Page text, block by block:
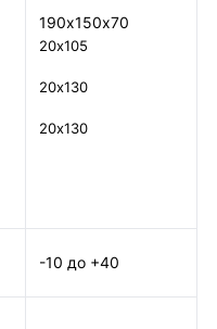
190х150х70
20х105
20х130
20х130
-10 до +40